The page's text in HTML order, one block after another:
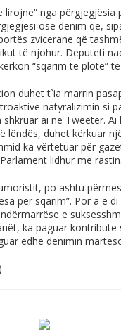
lirojnë” nga përgjegjësia
ose dënim që,
zvicerane që
të njohur. Deputeti
“sqarim të plotë”
duhet t`ia marrin
natyralizimin si
ai në Tweeter. Ai
lëndës, duhet kërkuar
ka vërtetuar për
lidhur me rastin.
po ashtu
për sqarim”. Por a e
e
ka paguar kontribute
edhe dënimin